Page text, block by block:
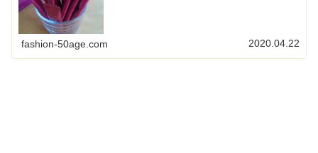
fashion-50age.com 2020.04.22